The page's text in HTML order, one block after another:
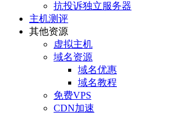
抗投诉独立服务器
主机测评
其他资源
虚拟主机
域名资源
域名优惠
域名教程
免费VPS
CDN加速